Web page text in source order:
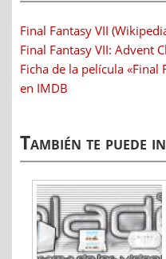
Final Fantasy VII
Final Fantasy VII: Advent
Ficha de la película «Final
en IMDB
También te puede